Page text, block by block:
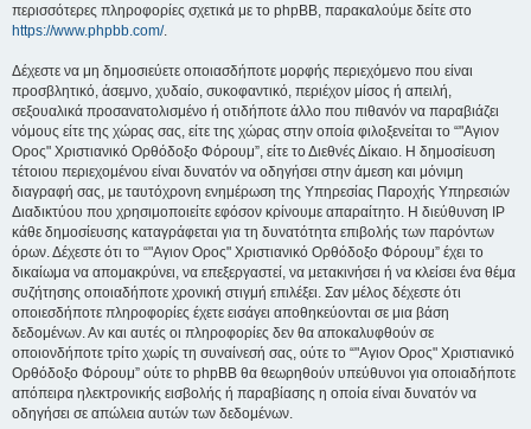
περισσότερες πληροφορίες σχετικά με το phpBB, παρακαλούμε δείτε στο
https://www.phpbb.com/.
Δέχεστε να μη δημοσιεύετε οποιασδήποτε μορφής περιεχόμενο που είναι
προσβλητικό, άσεμνο, χυδαίο, συκοφαντικό, περιέχον μίσος ή απειλή,
σεξουαλικά προσανατολισμένο ή οτιδήποτε άλλο που πιθανόν να παραβιάζει
νόμους είτε της χώρας σας, είτε της χώρας στην οποία φιλοξενείται το “"Αγιον
Ορος" Χριστιανικό Ορθόδοξο Φόρουμ”, είτε το Διεθνές Δίκαιο. Η δημοσίευση
τέτοιου περιεχομένου είναι δυνατόν να οδηγήσει στην άμεση και μόνιμη
διαγραφή σας, με ταυτόχρονη ενημέρωση της Υπηρεσίας Παροχής Υπηρεσιών
Διαδικτύου που χρησιμοποιείτε εφόσον κρίνουμε απαραίτητο. Η διεύθυνση IP
κάθε δημοσίευσης καταγράφεται για τη δυνατότητα επιβολής των παρόντων
όρων. Δέχεστε ότι το “"Αγιον Ορος" Χριστιανικό Ορθόδοξο Φόρουμ” έχει το
δικαίωμα να απομακρύνει, να επεξεργαστεί, να μετακινήσει ή να κλείσει ένα θέμα
συζήτησης οποιαδήποτε χρονική στιγμή επιλέξει. Σαν μέλος δέχεστε ότι
οποιεσδήποτε πληροφορίες έχετε εισάγει αποθηκεύονται σε μια βάση
δεδομένων. Αν και αυτές οι πληροφορίες δεν θα αποκαλυφθούν σε
οποιονδήποτε τρίτο χωρίς τη συναίνεσή σας, ούτε το “"Αγιον Ορος" Χριστιανικό
Ορθόδοξο Φόρουμ” ούτε το phpBB θα θεωρηθούν υπεύθυνοι για οποιαδήποτε
απόπειρα ηλεκτρονικής εισβολής ή παραβίασης η οποία είναι δυνατόν να
οδηγήσει σε απώλεια αυτών των δεδομένων.